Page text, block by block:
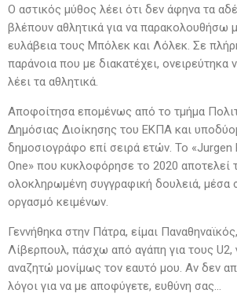
Ο αστικός μύθος λέει ότι δεν άφηνα τα
βλέπουν αθλητικά για να παρακολουθήσω
ευλάβεια τους Μπόλεκ και Λόλεκ. Σε
παράνοια που με διακατέχει, ονειρεύτηκα
λέει τα αθλητικά.
Αποφοίτησα επομένως από το τμήμα
Δημόσιας Διοίκησης του ΕΚΠΑ και
δημοσιογράφο επί σειρά ετών. Το «Jurgen
One» που κυκλοφόρησε το 2020 αποτελεί
ολοκληρωμένη συγγραφική δουλειά, μέσα
οργασμό κειμένων.
Γεννήθηκα στην Πάτρα, είμαι
Λίβερπουλ, πάσχω από αγάπη για τους U2,
αναζητώ μονίμως τον εαυτό μου. Αν δεν
λόγοι για να με αποφύγετε, ευθύνη σας…